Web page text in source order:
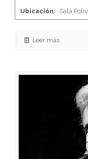
Ubicación:
Sala
Leer más